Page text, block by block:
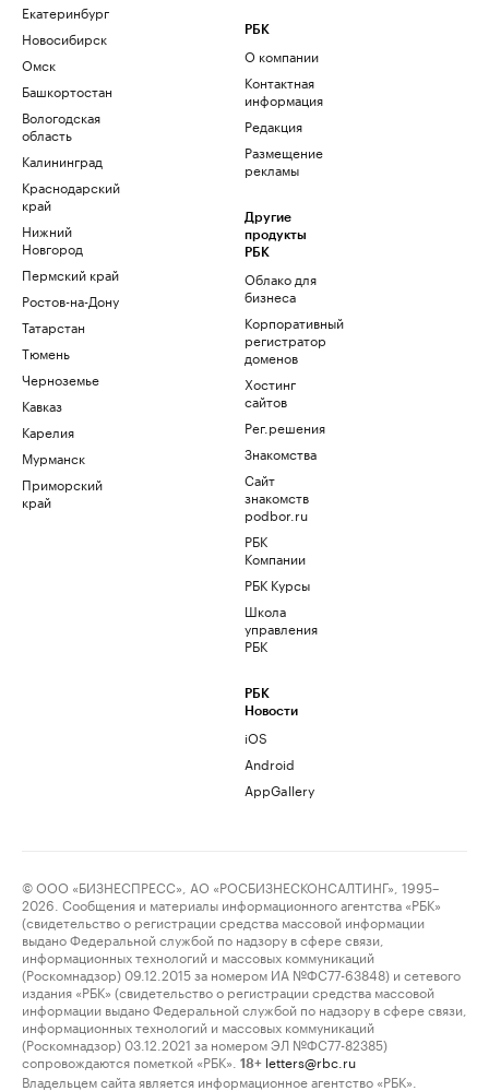
Екатеринбург
Новосибирск
Омск
Башкортостан
Вологодская
область
Калининград
Краснодарский
край
Нижний
Новгород
Пермский край
Ростов-на-Дону
Татарстан
Тюмень
Черноземье
Кавказ
Карелия
Мурманск
Приморский
край
РБК
О компании
Контактная
информация
Редакция
Размещение
рекламы
Другие
продукты
РБК
Облако для
бизнеса
Корпоративный
регистратор
доменов
Хостинг
сайтов
Рег.решения
Знакомства
Сайт
знакомств
podbor.ru
РБК
Компании
РБК Курсы
Школа
управления
РБК
РБК
Новости
iOS
Android
AppGallery
© ООО «БИЗНЕСПРЕСС», АО «РОСБИЗНЕСКОНСАЛТИНГ», 1995–
2026. Сообщения и материалы информационного агентства «РБК»
(свидетельство о регистрации средства массовой информации
выдано Федеральной службой по надзору в сфере связи,
информационных технологий и массовых коммуникаций
(Роскомнадзор) 09.12.2015 за номером ИА №ФС77-63848) и сетевого
издания «РБК» (свидетельство о регистрации средства массовой
информации выдано Федеральной службой по надзору в сфере связи,
информационных технологий и массовых коммуникаций
(Роскомнадзор) 03.12.2021 за номером ЭЛ №ФС77-82385)
сопровождаются пометкой «РБК».
18+ letters@rbc.ru
Владельцем сайта является информационное агентство «РБК».